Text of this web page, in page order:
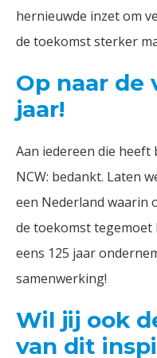
hernieuwde inzet om
de toekomst sterker
Op naar de
jaar!
Aan iedereen die heeft
NCW: bedankt. Laten
een Nederland waarin
de toekomst tegemoet
eens 125 jaar
samenwerking!
Wil jij ook
van dit